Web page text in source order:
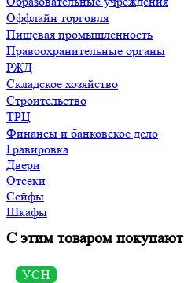
Оффлайн торговля
Пищевая промышленность
Правоохранительные органы
РЖД
Складское хозяйство
Строительство
ТРЦ
Финансы и банковское дело
Гравировка
Двери
Отсеки
Сейфы
Шкафы
С этим товаром покупают
УСН